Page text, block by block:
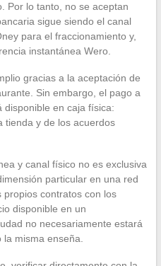
Por lo tanto, no se aceptan
sigue siendo el canal
para el fraccionamiento y,
instantánea Wero.
gracias a la aceptación de
Sin embargo, el pago a
disponible en caja física:
tienda y de los acuerdos
y canal físico no es exclusiva
particular en una red
contratos con los
disponible en un
no necesariamente estará
la misma enseña.